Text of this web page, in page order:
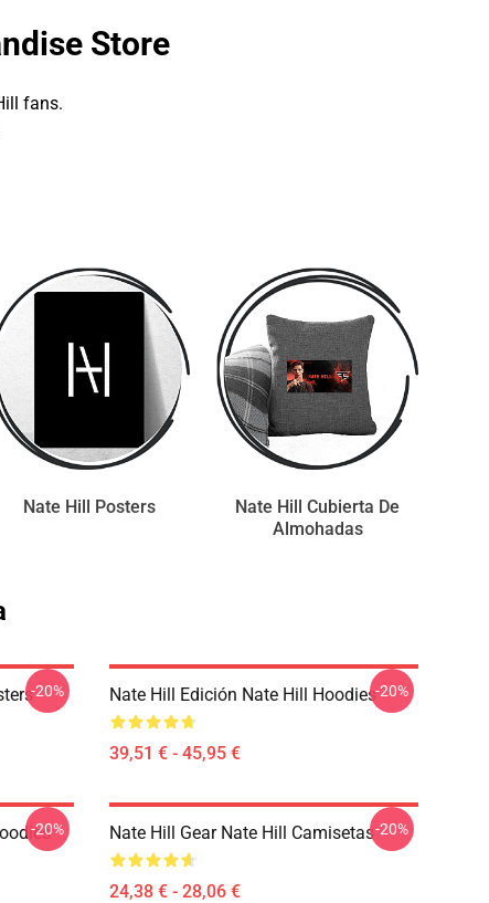
Store
fans.
Nate Hill Posters
Nate Hill Cubierta De
Almohadas
-20% Nate Hill Edición Nate Hill Hoodies
39,51 € - 45,95 €
-20%
-20% Nate Hill Gear Nate Hill Camisetas
24,38 € - 28,06 €
-20%